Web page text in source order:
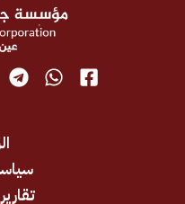
سياسة واقتصاد
تقارير وتحقيقات